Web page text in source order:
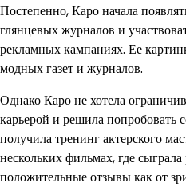
Постепенно, Каро начала
глянцевых журналов и
рекламных кампаниях. Ее
модных газет и журналов.
Однако Каро не хотела
карьерой и решила попробовать
получила тренинг актерского
нескольких фильмах, где
положительные отзывы как от